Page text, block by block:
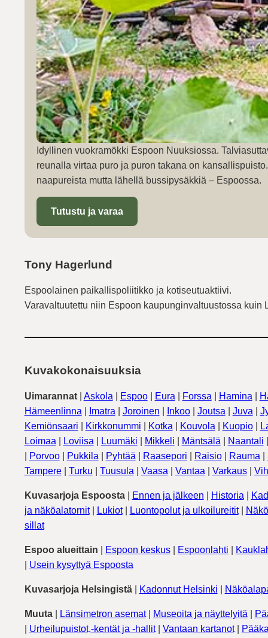
Idyllinen vuokramökki Espoon Nuuksiossa.
reunalla virtaa puro ja puron takana on
naapureista mutta lähellä bussipysäkkiä – Espoossa.
Tutustu ja varaa
Tony Hagerlund
Espoolainen paikallispoliitikko ja kotiseutuaktiivi.
Varavaltuutettu niin Espoon kaupunginvaltuustossa
Kuvakokonaisuuksia
Uimarannat| Askola Espoo| Eura Forssa Hamina
Hämeenlinna
Imatra Joroinen Inkoo| Joutsa Juva
Kemiönsaari
Kirkkonummi Kotka Kouvola Kuopio|
Loimaa
Loviisa Luumäki Mikkeli Mäntsälä Naantali
Porvoo| Pukkila Pyhtää Raasepori Raisio| Rauma
Tampere| Turku Tuusula Vaasa Vantaa Varkaus|
Kuvasarjoja Espoosta| Ennen ja jälkeen Historia
ja näköalatornit| Lukiot| Luontopolut ja ulkoilureitit|
sillat
Espoo alueittain Espoon keskus| Espoonlahti
Usein kysyttyä Espoosta
Kuvasarjoja Helsingistä| Kadonnut Helsinki
Muuta| Länsimetron asemat| Museoita ja näyttelyitä
Urheilupuistot,-kentät ja -hallit| Vantaan kartanot|